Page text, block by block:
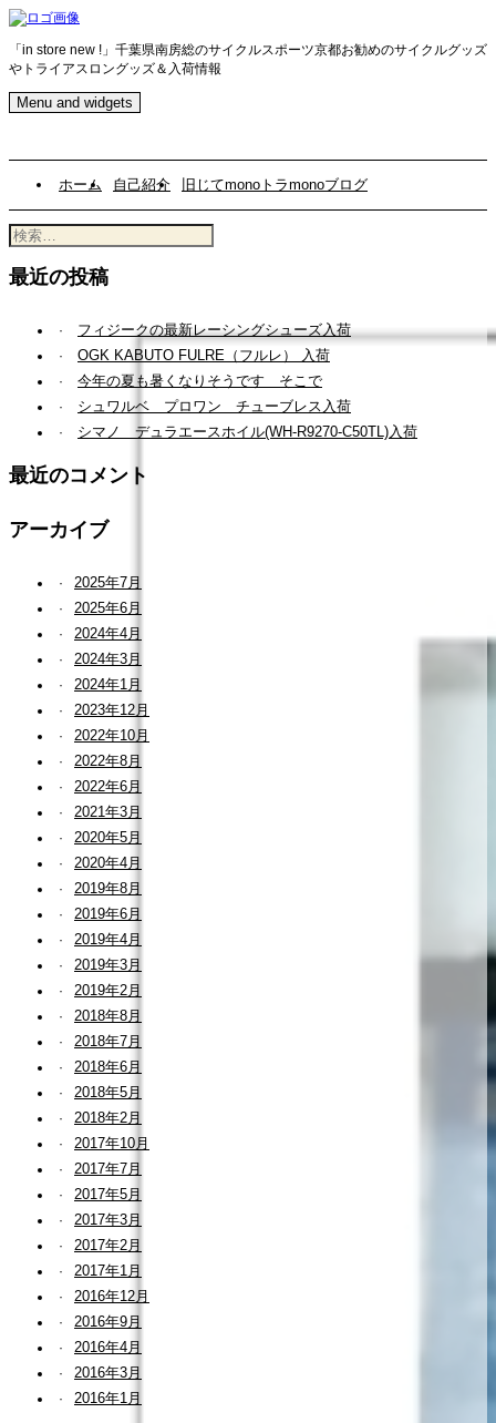
Skip
to
content
「in store new !」千葉県南房総のサイクルスポーツ京都お勧めのサイクルグッズ
やトライアスロングッズ＆入荷情報
Menu and widgets
ホーム 自己紹介 旧じてmonoトラmonoブログ
検
索:
最近の投稿
フィジークの最新レーシングシューズ入荷
OGK KABUTO FULRE（フルレ） 入荷
今年の夏も暑くなりそうです そこで
シュワルベ プロワン チューブレス入荷
シマノ デュラエースホイル(WH-R9270-C50TL)入荷
最近のコメント
アーカイブ
2025年7月
2025年6月
2024年4月
2024年3月
2024年1月
2023年12月
2022年10月
2022年8月
2022年6月
2021年3月
2020年5月
2020年4月
2019年8月
2019年6月
2019年4月
2019年3月
2019年2月
2018年8月
2018年7月
2018年6月
2018年5月
2018年2月
2017年10月
2017年7月
2017年5月
2017年3月
2017年2月
2017年1月
2016年12月
2016年9月
2016年4月
2016年3月
2016年1月